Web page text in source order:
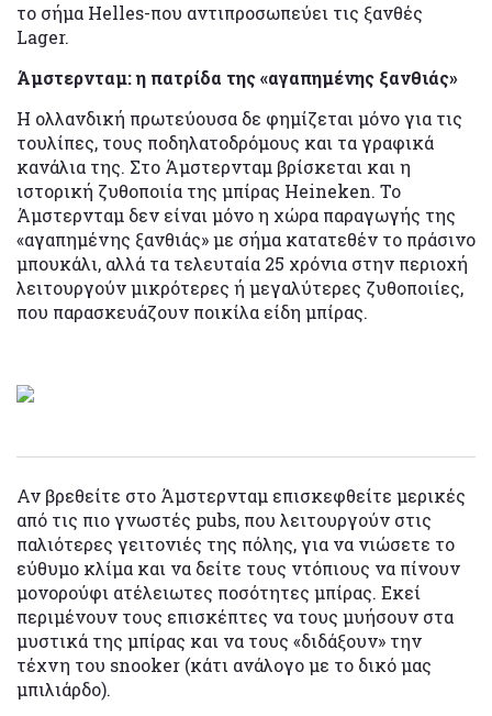
το σήμα Helles-που αντιπροσωπεύει τις ξανθές
Lager.
Άμστερνταμ: η πατρίδα της «αγαπημένης ξανθιάς»
Η ολλανδική πρωτεύουσα δε φημίζεται μόνο για τις
τουλίπες, τους ποδηλατοδρόμους και τα γραφικά
κανάλια της. Στο Άμστερνταμ βρίσκεται και η
ιστορική ζυθοποιία της μπίρας Heineken. Το
Άμστερνταμ δεν είναι μόνο η χώρα παραγωγής της
«αγαπημένης ξανθιάς» με σήμα κατατεθέν το πράσινο
μπουκάλι, αλλά τα τελευταία 25 χρόνια στην περιοχή
λειτουργούν μικρότερες ή μεγαλύτερες ζυθοποιίες,
που παρασκευάζουν ποικίλα είδη μπίρας.
Αν βρεθείτε στο Άμστερνταμ επισκεφθείτε μερικές
από τις πιο γνωστές pubs, που λειτουργούν στις
παλιότερες γειτονιές της πόλης, για να νιώσετε το
εύθυμο κλίμα και να δείτε τους ντόπιους να πίνουν
μονορούφι ατέλειωτες ποσότητες μπίρας. Εκεί
περιμένουν τους επισκέπτες να τους μυήσουν στα
μυστικά της μπίρας και να τους «διδάξουν» την
τέχνη του snooker (κάτι ανάλογο με το δικό μας
μπιλιάρδο).